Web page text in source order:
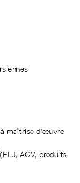
maîtrise d’œuvre
ACV, produits